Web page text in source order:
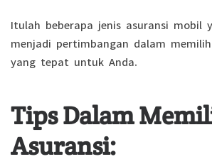
Itulah beberapa jenis asuransi mobil
menjadi pertimbangan dalam
yang tepat untuk Anda.
Tips Dalam
Asuransi: